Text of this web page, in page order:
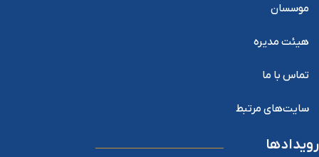
موسسان
هیئت مدیره
تماس با ما
سایت‌های مرتبط
رویدادها